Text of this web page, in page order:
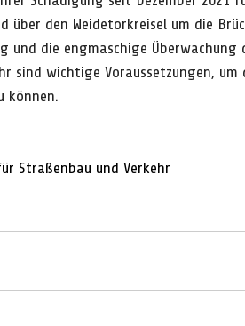
über den Weidetorkreisel um die
und die engmaschige
sind wichtige Voraussetzungen,
können.
Straßenbau und Verkehr